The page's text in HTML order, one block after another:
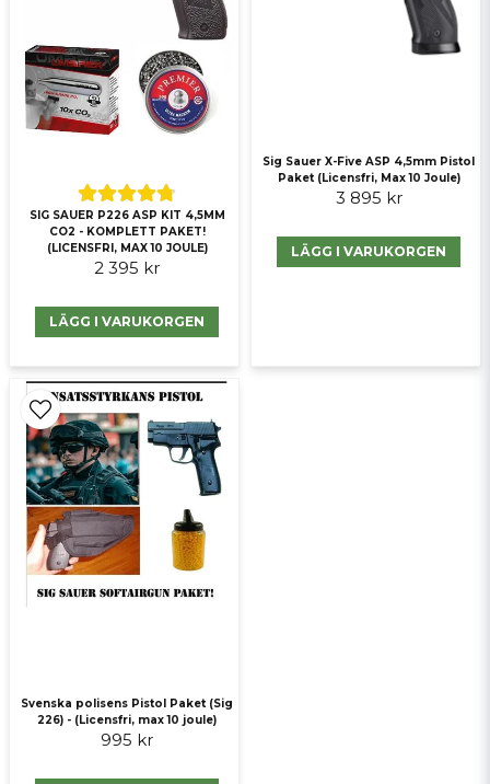
SIG SAUER P226 ASP KIT 4,5MM
CO2 - KOMPLETT PAKET!
(LICENSFRI, MAX 10 JOULE)
2 395 kr
LÄGG I VARUKORGEN
Sig Sauer X-Five ASP 4,5mm Pistol
Paket (Licensfri, Max 10 Joule)
3 895 kr
LÄGG I VARUKORGEN
Svenska polisens Pistol Paket (Sig
226) - (Licensfri, max 10 joule)
995 kr